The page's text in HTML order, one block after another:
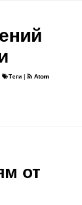
Теги | Atom
от